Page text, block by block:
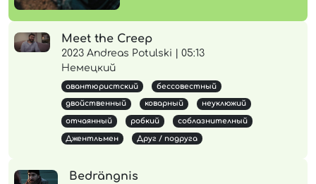
Meet the Creep
2023 Andreas Potulski | 05:13
Немецкий
авантюристский бессовестный
двойственный коварный неуклюжий
отчаянный робкий соблазнителный
Джентльмен Друг / подруга
Bedrängnis